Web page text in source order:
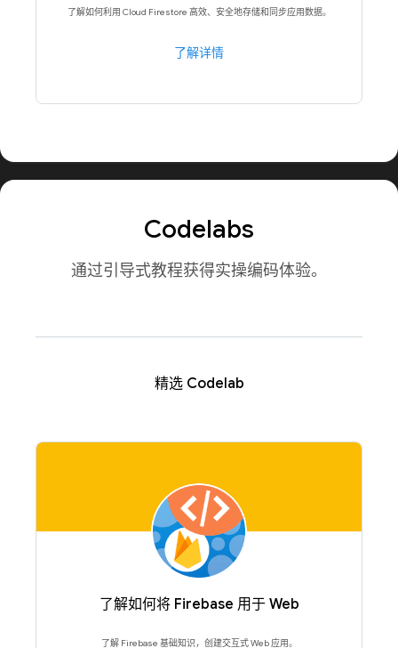
了解如何利用 Cloud Firestore 高效、安全地存储和同步应用数据。
了解详情
Codelabs
通过引导式教程获得实操编码体验。
精选 Codelab
了解如何将 Firebase 用于 Web
了解 Firebase 基础知识，创建交互式 Web 应用。